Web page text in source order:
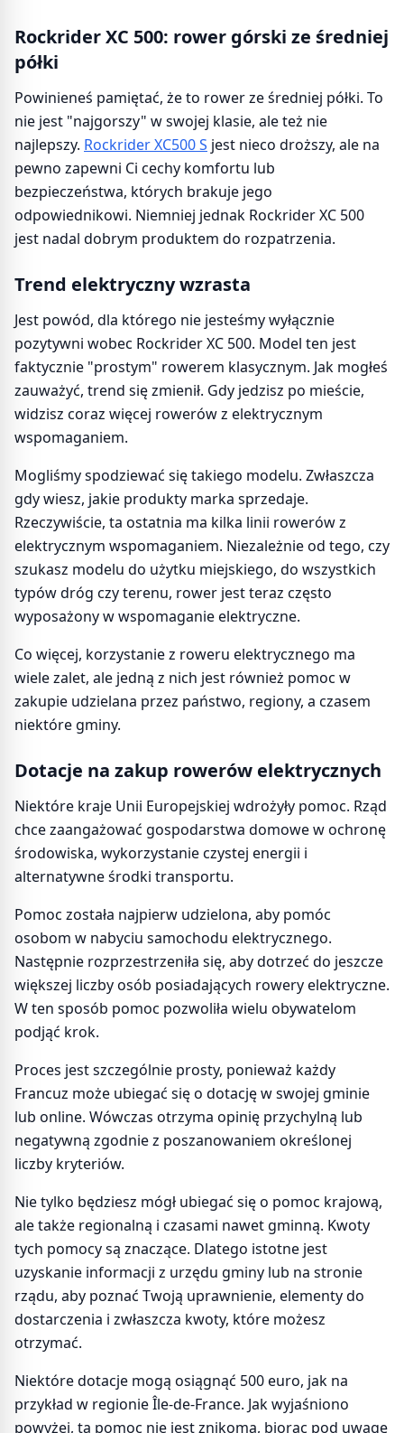
Rockrider XC 500: rower górski ze średniej
półki
Powinieneś pamiętać, że to rower ze średniej półki. To
nie jest "najgorszy" w swojej klasie, ale też nie
najlepszy. Rockrider XC500 S jest nieco droższy, ale na
pewno zapewni Ci cechy komfortu lub
bezpieczeństwa, których brakuje jego
odpowiednikowi. Niemniej jednak Rockrider XC 500
jest nadal dobrym produktem do rozpatrzenia.
Trend elektryczny wzrasta
Jest powód, dla którego nie jesteśmy wyłącznie
pozytywni wobec Rockrider XC 500. Model ten jest
faktycznie "prostym" rowerem klasycznym. Jak mogłeś
zauważyć, trend się zmienił. Gdy jedzisz po mieście,
widzisz coraz więcej rowerów z elektrycznym
wspomaganiem.
Mogliśmy spodziewać się takiego modelu. Zwłaszcza
gdy wiesz, jakie produkty marka sprzedaje.
Rzeczywiście, ta ostatnia ma kilka linii rowerów z
elektrycznym wspomaganiem. Niezależnie od tego, czy
szukasz modelu do użytku miejskiego, do wszystkich
typów dróg czy terenu, rower jest teraz często
wyposażony w wspomaganie elektryczne.
Co więcej, korzystanie z roweru elektrycznego ma
wiele zalet, ale jedną z nich jest również pomoc w
zakupie udzielana przez państwo, regiony, a czasem
niektóre gminy.
Dotacje na zakup rowerów elektrycznych
Niektóre kraje Unii Europejskiej wdrożyły pomoc. Rząd
chce zaangażować gospodarstwa domowe w ochronę
środowiska, wykorzystanie czystej energii i
alternatywne środki transportu.
Pomoc została najpierw udzielona, aby pomóc
osobom w nabyciu samochodu elektrycznego.
Następnie rozprzestrzeniła się, aby dotrzeć do jeszcze
większej liczby osób posiadających rowery elektryczne.
W ten sposób pomoc pozwoliła wielu obywatelom
podjąć krok.
Proces jest szczególnie prosty, ponieważ każdy
Francuz może ubiegać się o dotację w swojej gminie
lub online. Wówczas otrzyma opinię przychylną lub
negatywną zgodnie z poszanowaniem określonej
liczby kryteriów.
Nie tylko będziesz mógł ubiegać się o pomoc krajową,
ale także regionalną i czasami nawet gminną. Kwoty
tych pomocy są znaczące. Dlatego istotne jest
uzyskanie informacji z urzędu gminy lub na stronie
rządu, aby poznać Twoją uprawnienie, elementy do
dostarczenia i zwłaszcza kwoty, które możesz
otrzymać.
Niektóre dotacje mogą osiągnąć 500 euro, jak na
przykład w regionie Île-de-France. Jak wyjaśniono
powyżej, ta pomoc nie jest znikoma, biorąc pod uwagę